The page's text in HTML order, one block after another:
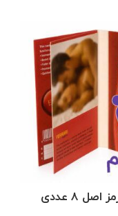
قرص فراری قرمز اصل 8 عددی